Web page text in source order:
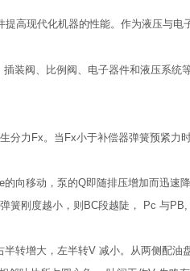
高现代化机器的性能。作为液压与电
装阀、比例阀、电子器件和液压系统
分力Fx。当Fx小于补偿器弹簧预紧力
向移动，泵的Q即随排压增加而迅速
刚度越小，则BC段越陡， Pc 与PB,
转增大，左半转V 减小。从两侧配